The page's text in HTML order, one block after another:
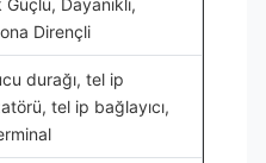
Dayanıklı,
Dirençli
durağı, tel ip
tel ip bağlayıcı,